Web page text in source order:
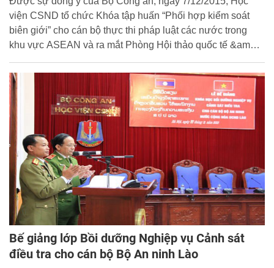
viện CSND tổ chức Khóa tập huấn “Phối hợp kiểm soát
biên giới” cho cán bộ thực thi pháp luật các nước trong
khu vực ASEAN và ra mắt Phòng Hội thảo quốc tế &amp;
Bế giảng lớp Bồi dưỡng Nghiệp vụ Cảnh sát
điều tra cho cán bộ Bộ An ninh Lào